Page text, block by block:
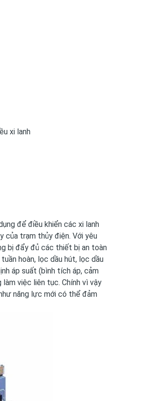
xi lanh
để điều khiển các xi lanh
của trạm thủy điện. Với yêu
bị đẩy đủ các thiết bị an toàn
hoàn, lọc dầu hút, lọc dầu
áp suất (bình tích áp, cảm
việc liên tục. Chính vì vậy
năng lực mới có thể đảm